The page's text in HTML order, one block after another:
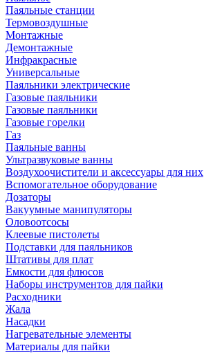
Паяльные станции
Термовоздушные
Монтажные
Демонтажные
Инфракрасные
Универсальные
Паяльники электрические
Газовые паяльники
Газовые паяльники
Газовые горелки
Газ
Паяльные ванны
Ультразвуковые ванны
Воздухоочистители и аксессуары для них
Вспомогательное оборудование
Дозаторы
Вакуумные манипуляторы
Оловоотсосы
Клеевые пистолеты
Подставки для паяльников
Штативы для плат
Емкости для флюсов
Наборы инструментов для пайки
Расходники
Жала
Насадки
Нагревательные элементы
Материалы для пайки